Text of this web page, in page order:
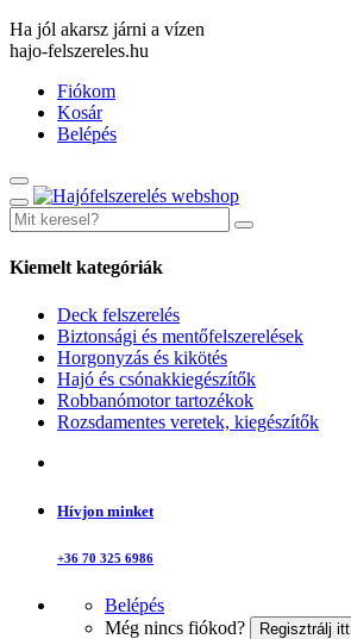
Ha jól akarsz járni a vízen
hajo-felszereles.hu
Fiókom
Kosár
Belépés
Kiemelt kategóriák
Deck felszerelés
Biztonsági és mentőfelszerelések
Horgonyzás és kikötés
Hajó és csónakkiegészítők
Robbanómotor tartozékok
Rozsdamentes veretek, kiegészítők
Hívjon minket
+36 70 325 6986
Belépés
Még nincs fiókod?
Regisztrálj itt.